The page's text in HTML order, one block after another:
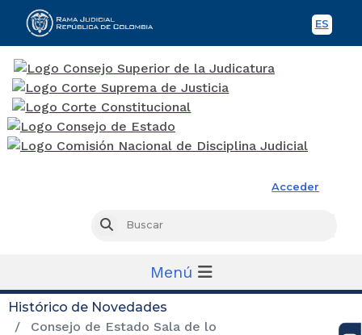
ES
Acceder
Buscar
Menú
Histórico de Novedades
Consejo de Estado Sala de lo